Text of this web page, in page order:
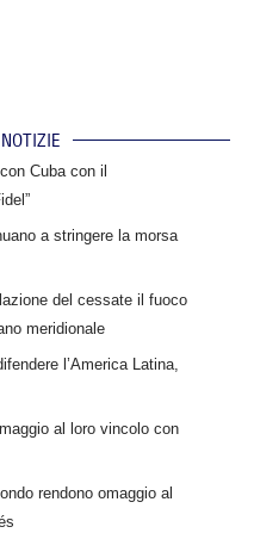
Cuba con il
a stringere la morsa
del cessate il fuoco
meridionale
l’America Latina,
al loro vincolo con
rendono omaggio al